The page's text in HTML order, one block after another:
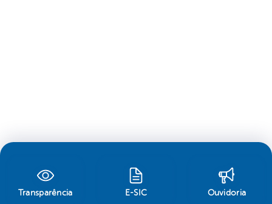
Transparência E-SIC Ouvidoria